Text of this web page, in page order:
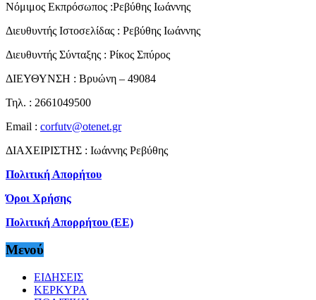
Νόμιμος Εκπρόσωπος :Ρεβύθης Ιωάννης
Διευθυντής Ιστοσελίδας : Ρεβύθης Ιωάννης
Διευθυντής Σύνταξης : Ρίκος Σπύρος
ΔΙΕΥΘΥΝΣΗ : Βρυώνη – 49084
Τηλ. : 2661049500
Email : corfutv@otenet.gr
ΔΙΑΧΕΙΡΙΣΤΗΣ : Ιωάννης Ρεβύθης
Πολιτική Απορήτου
Όροι Χρήσης
Πολιτική Απορρήτου (ΕΕ)
Μενού
ΕΙΔΗΣΕΙΣ
ΚΕΡΚΥΡΑ